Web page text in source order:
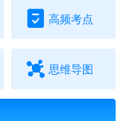
高频考点
思维导图